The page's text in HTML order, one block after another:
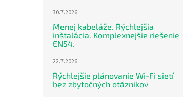
30.7.2026
Menej kabeláže. Rýchlejšia
inštalácia. Komplexnejšie riešenie
EN54.
22.7.2026
Rýchlejšie plánovanie Wi-Fi sietí
bez zbytočných otáznikov